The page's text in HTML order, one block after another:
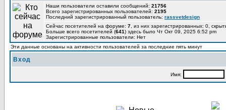
Наши пользователи оставили сообщений: 21756
Всего зарегистрированных пользователей: 2195
Последний зарегистрированный пользователь: rassvetdesign
Сейчас посетителей на форуме: 7 , из них зарегистрированных: 0,
Больше всего посетителей (641) здесь было Чт Окт 09, 2025 6:52 pm
Зарегистрированные пользователи: Нет
Эти данные основаны на активности пользователей за последние пять минут
Вход
Имя: